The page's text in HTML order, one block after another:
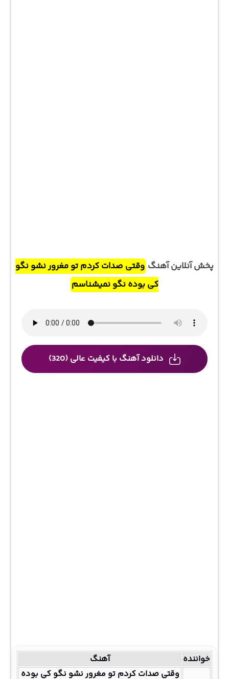
پخش آنلاین آهنگ وقتی صدات کردم تو مغرور نشو نگو
کی بوده نگو نمیشناسم
دانلود آهنگ با کیفیت عالی (320)
خواننده
آهنگ
وقتی صدات کردم تو مغرور نشو نگو کی بوده